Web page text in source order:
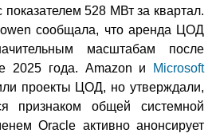
528 МВт за квартал.
сообщала, что аренда ЦОД
масштабам после
2025 года. Amazon и
Microsoft
проекты ЦОД, но утверждали,
признаком общей системной
Oracle активно анонсирует